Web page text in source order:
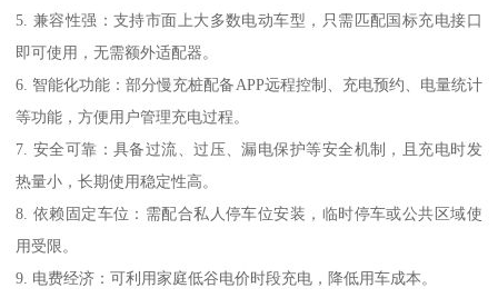
5. 兼容性强：支持市面上大多数电动车型，只需匹配国标充电接口
即可使用，无需额外适配器。
6. 智能化功能：部分慢充桩配备APP远程控制、充电预约、电量统计
等功能，方便用户管理充电过程。
7. 安全可靠：具备过流、过压、漏电保护等安全机制，且充电时发
热量小，长期使用稳定性高。
8. 依赖固定车位：需配合私人停车位安装，临时停车或公共区域使
用受限。
9. 电费经济：可利用家庭低谷电价时段充电，降低用车成本。